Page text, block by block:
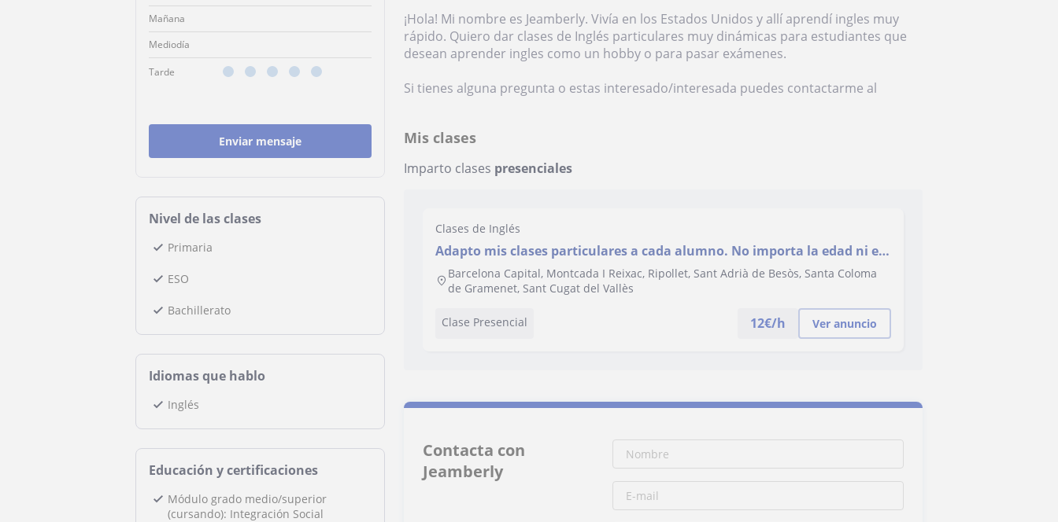
Mañana
Mediodía
Tarde
Enviar mensaje
Nivel de las clases
Primaria
ESO
Bachillerato
Idiomas que hablo
Inglés
Educación y certificaciones
Módulo grado medio/superior
(cursando): Integración Social
¡Hola! Mi nombre es Jeamberly. Vivía en los Estados Unidos y allí aprendí ingles muy
rápido. Quiero dar clases de Inglés particulares muy dinámicas para estudiantes que
desean aprender ingles como un hobby o para pasar exámenes.
Si tienes alguna pregunta o estas interesado/interesada puedes contactarme al
Mis clases
Imparto clases presenciales
Clases de Inglés
Adapto mis clases particulares a cada alumno. No importa la edad ni el
nivel que ya se tenga de ingles.
Barcelona Capital, Montcada I Reixac, Ripollet, Sant Adrià de Besòs, Santa Coloma
de Gramenet, Sant Cugat del Vallès
Clase Presencial 12€/h Ver anuncio
Contacta con
Jeamberly